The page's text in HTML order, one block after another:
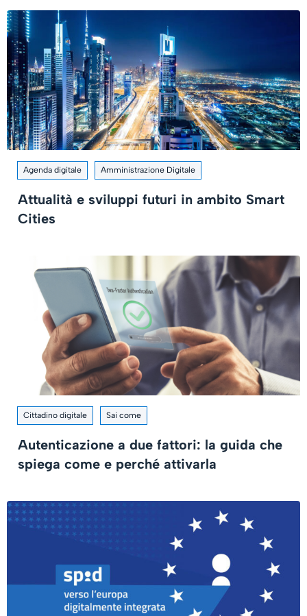
Agenda digitale Amministrazione Digitale
Attualità e sviluppi futuri in ambito Smart
Cities
Cittadino digitale Sai come
Autenticazione a due fattori: la guida che
spiega come e perché attivarla